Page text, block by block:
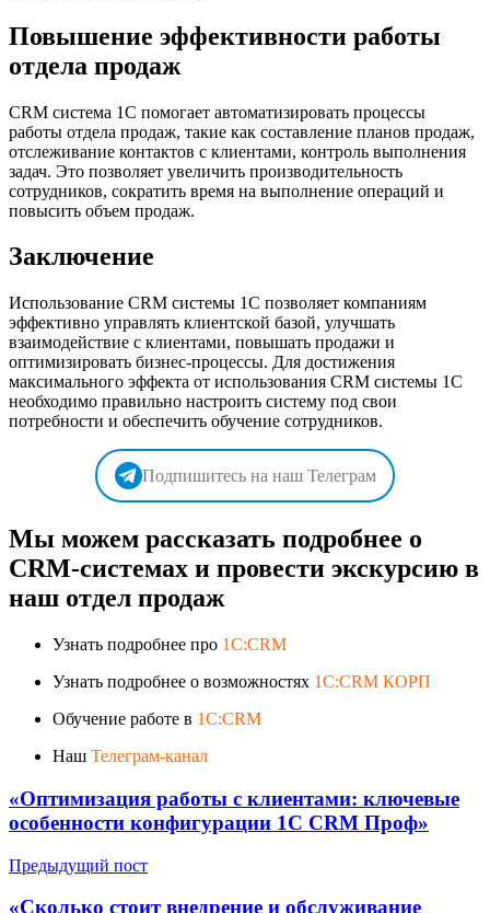
Повышение эффективности работы
отдела продаж
CRM система 1С помогает автоматизировать процессы
работы отдела продаж, такие как составление планов продаж,
отслеживание контактов с клиентами, контроль выполнения
задач. Это позволяет увеличить производительность
сотрудников, сократить время на выполнение операций и
повысить объем продаж.
Заключение
Использование CRM системы 1С позволяет компаниям
эффективно управлять клиентской базой, улучшать
взаимодействие с клиентами, повышать продажи и
оптимизировать бизнес-процессы. Для достижения
максимального эффекта от использования CRM системы 1С
необходимо правильно настроить систему под свои
потребности и обеспечить обучение сотрудников.
Подпишитесь на наш Телеграм
Мы можем рассказать подробнее о
CRM-системах и провести экскурсию в
наш отдел продаж
Узнать подробнее про 1C:CRM
Узнать подробнее о возможностях 1C:CRM КОРП
Обучение работе в 1C:CRM
Наш Телеграм-канал
«Оптимизация работы с клиентами: ключевые
особенности конфигурации 1С CRM Проф»
Предыдущий пост
«Сколько стоит внедрение и обслуживание